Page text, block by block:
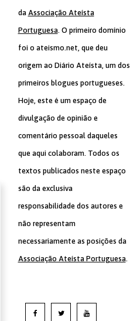
da Associação Ateísta
Portuguesa. O primeiro domínio
foi o ateismo.net, que deu
origem ao Diário Ateísta, um dos
primeiros blogues portugueses.
Hoje, este é um espaço de
divulgação de opinião e
comentário pessoal daqueles
que aqui colaboram. Todos os
textos publicados neste espaço
são da exclusiva
responsabilidade dos autores e
não representam
necessariamente as posições da
Associação Ateísta Portuguesa.